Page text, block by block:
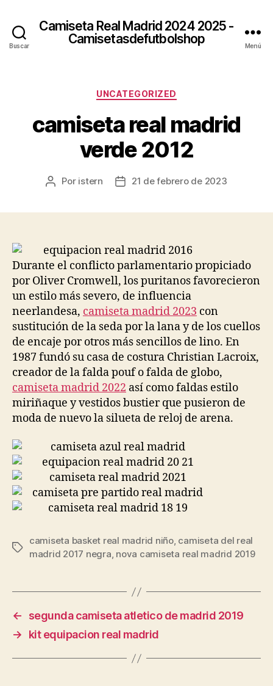
Buscar
Camiseta Real Madrid 2024 2025 -
Camisetasdefutbolshop
Menú
Categorías
UNCATEGORIZED
camiseta real madrid
verde 2012
Autor
Por istern
Fecha21 de febrero de 2023
Durante el conflicto parlamentario propiciado
por Oliver Cromwell, los puritanos favorecieron
un estilo más severo, de influencia
neerlandesa, camiseta madrid 2023 con
sustitución de la seda por la lana y de los cuellos
de encaje por otros más sencillos de lino. En
1987 fundó su casa de costura Christian Lacroix,
creador de la falda pouf o falda de globo,
camiseta madrid 2022 así como faldas estilo
miriñaque y vestidos bustier que pusieron de
moda de nuevo la silueta de reloj de arena.
Etiquetas
camiseta basket real madrid niño, camiseta del real
madrid 2017 negra, nova camiseta real madrid 2019
←
segunda camiseta atletico de madrid 2019
→
kit equipacion real madrid